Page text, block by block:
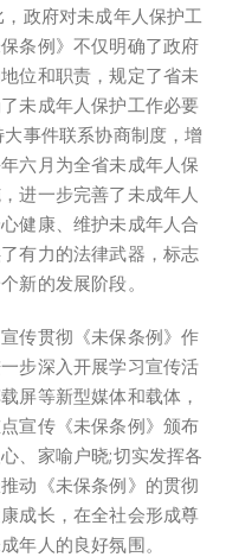
政府对未成年人保护工
条例》不仅明确了政府
位和职责，规定了省未
未成年人保护工作必要
事件联系协商制度，增
六月为全省未成年人保
进一步完善了未成年人
健康、维护未成年人合
有力的法律武器，标志
新的发展阶段。
传贯彻《未保条例》作
步深入开展学习宣传活
屏等新型媒体和载体，
宣传《未保条例》颁布
、家喻户晓;切实发挥各
动《未保条例》的贯彻
成长，在全社会形成尊
年人的良好氛围。